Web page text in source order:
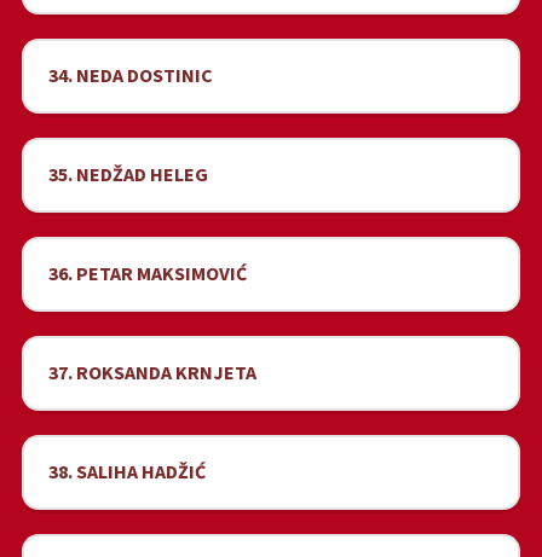
34. NEDA DOSTINIC
35. NEDŽAD HELEG
36. PETAR MAKSIMOVIĆ
37. ROKSANDA KRNJETA
38. SALIHA HADŽIĆ